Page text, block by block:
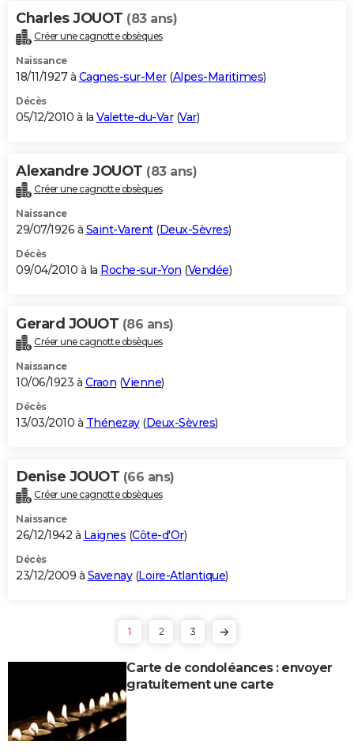
Charles JOUOT (83 ans)
Créer une cagnotte obsèques
Naissance
18/11/1927 à Cagnes-sur-Mer(Alpes-Maritimes)
Décès
05/12/2010 à la Valette-du-Var(Var)
Alexandre JOUOT (83 ans)
Créer une cagnotte obsèques
Naissance
29/07/1926 à Saint-Varent(Deux-Sèvres)
Décès
09/04/2010 à la Roche-sur-Yon (Vendée)
Gerard JOUOT (86 ans)
Créer une cagnotte obsèques
Naissance
10/06/1923 à Craon (Vienne)
Décès
13/03/2010 à Thénezay(Deux-Sèvres)
Denise JOUOT (66 ans)
Créer une cagnotte obsèques
Naissance
26/12/1942 à Laignes (Côte-d'Or)
Décès
23/12/2009 à Savenay(Loire-Atlantique)
1 2 3
Carte de condoléances : envoyer
gratuitement une carte